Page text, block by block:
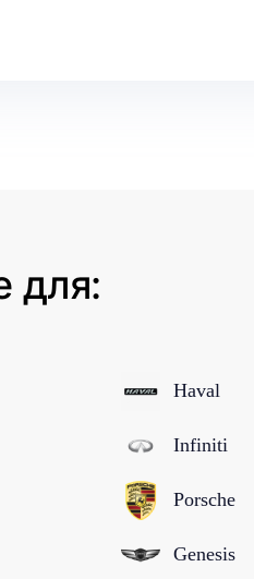
для:
Haval
Infiniti
Porsche
Genesis